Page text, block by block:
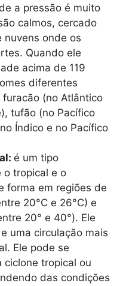
a pressão é muito
calmos, cercado
nuvens onde os
Quando ele
acima de 119
diferentes
(no Atlântico
tufão (no Pacífico
Índico e no Pacífico
é um tipo
o tropical e o
forma em regiões de
20°C e 26°C) e
20° e 40°). Ele
uma circulação mais
Ele pode se
ciclone tropical ou
das condições